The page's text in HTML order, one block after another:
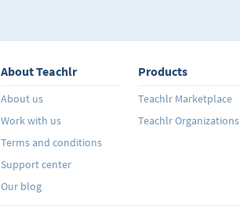
About Teachlr
About us
Work with us
Terms and conditions
Support center
Our blog
Products
Teachlr Marketplace
Teachlr Organizations